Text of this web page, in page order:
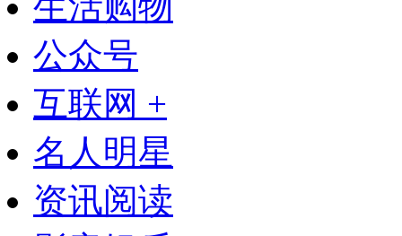
公众号
互联网 +
名人明星
资讯阅读